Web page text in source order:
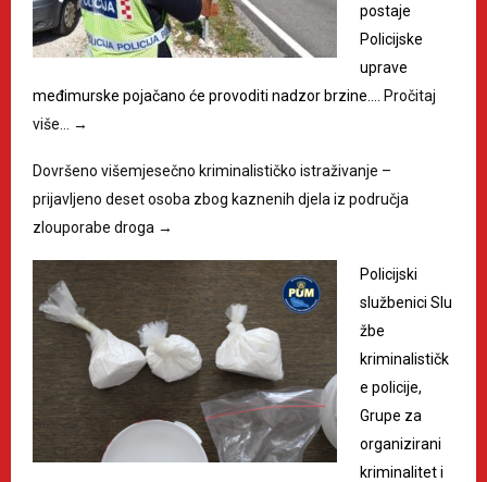
postaje
Policijske
uprave
međimurske pojačano će provoditi nadzor brzine.…
Pročitaj
više…
→
Dovršeno višemjesečno kriminalističko istraživanje –
prijavljeno deset osoba zbog kaznenih djela iz područja
zlouporabe droga →
Policijski
službenici Slu
žbe
kriminalističk
e policije,
Grupe za
organizirani
kriminalitet i